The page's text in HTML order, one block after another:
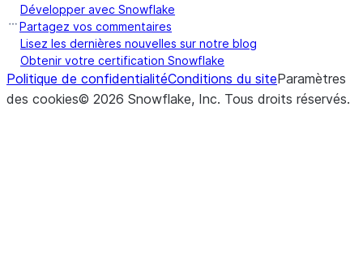
Développer avec Snowflake
Partagez vos commentaires
Lisez les dernières nouvelles sur notre blog
Obtenir votre certification Snowflake
Politique de confidentialitéConditions du siteParamètres
des cookies© 2026 Snowflake, Inc. Tous droits réservés.